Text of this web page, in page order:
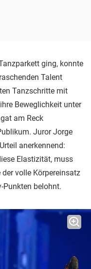
ging, konnte
Talent
Tanzschritte mit
Beweglichkeit unter
am Reck
Juror Jorge
anerkennend:
Elastizität, muss
volle Körpereinsatz
Punkten belohnt.